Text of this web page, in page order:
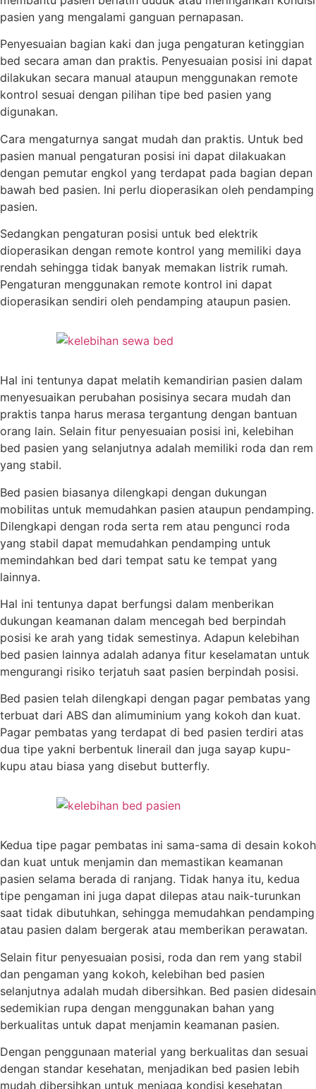
pasien yang mengalami ganguan pernapasan.
Penyesuaian bagian kaki dan juga pengaturan ketinggian
bed secara aman dan praktis. Penyesuaian posisi ini dapat
dilakukan secara manual ataupun menggunakan remote
kontrol sesuai dengan pilihan tipe bed pasien yang
digunakan.
Cara mengaturnya sangat mudah dan praktis. Untuk bed
pasien manual pengaturan posisi ini dapat dilakuakan
dengan pemutar engkol yang terdapat pada bagian depan
bawah bed pasien. Ini perlu dioperasikan oleh pendamping
pasien.
Sedangkan pengaturan posisi untuk bed elektrik
dioperasikan dengan remote kontrol yang memiliki daya
rendah sehingga tidak banyak memakan listrik rumah.
Pengaturan menggunakan remote kontrol ini dapat
dioperasikan sendiri oleh pendamping ataupun pasien.
Hal ini tentunya dapat melatih kemandirian pasien dalam
menyesuaikan perubahan posisinya secara mudah dan
praktis tanpa harus merasa tergantung dengan bantuan
orang lain. Selain fitur penyesuaian posisi ini, kelebihan
bed pasien yang selanjutnya adalah memiliki roda dan rem
yang stabil.
Bed pasien biasanya dilengkapi dengan dukungan
mobilitas untuk memudahkan pasien ataupun pendamping.
Dilengkapi dengan roda serta rem atau pengunci roda
yang stabil dapat memudahkan pendamping untuk
memindahkan bed dari tempat satu ke tempat yang
lainnya.
Hal ini tentunya dapat berfungsi dalam menberikan
dukungan keamanan dalam mencegah bed berpindah
posisi ke arah yang tidak semestinya. Adapun kelebihan
bed pasien lainnya adalah adanya fitur keselamatan untuk
mengurangi risiko terjatuh saat pasien berpindah posisi.
Bed pasien telah dilengkapi dengan pagar pembatas yang
terbuat dari ABS dan alimuminium yang kokoh dan kuat.
Pagar pembatas yang terdapat di bed pasien terdiri atas
dua tipe yakni berbentuk linerail dan juga sayap kupu-
kupu atau biasa yang disebut butterfly.
Kedua tipe pagar pembatas ini sama-sama di desain kokoh
dan kuat untuk menjamin dan memastikan keamanan
pasien selama berada di ranjang. Tidak hanya itu, kedua
tipe pengaman ini juga dapat dilepas atau naik-turunkan
saat tidak dibutuhkan, sehingga memudahkan pendamping
atau pasien dalam bergerak atau memberikan perawatan.
Selain fitur penyesuaian posisi, roda dan rem yang stabil
dan pengaman yang kokoh, kelebihan bed pasien
selanjutnya adalah mudah dibersihkan. Bed pasien didesain
sedemikian rupa dengan menggunakan bahan yang
berkualitas untuk dapat menjamin keamanan pasien.
Dengan penggunaan material yang berkualitas dan sesuai
dengan standar kesehatan, menjadikan bed pasien lebih
mudah dibersihkan untuk menjaga kondisi kesehatan